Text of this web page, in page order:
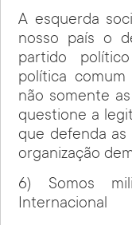
A esquerda
nosso país o
partido
política
não somente
questione a
que defenda as
organização
6) Somos
Internacional